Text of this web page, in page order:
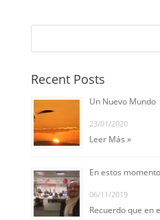
Recent Posts
Un Nuevo Mundo
23/01/2020
Leer Más »
En estos
06/11/2019
Recuerdo que en